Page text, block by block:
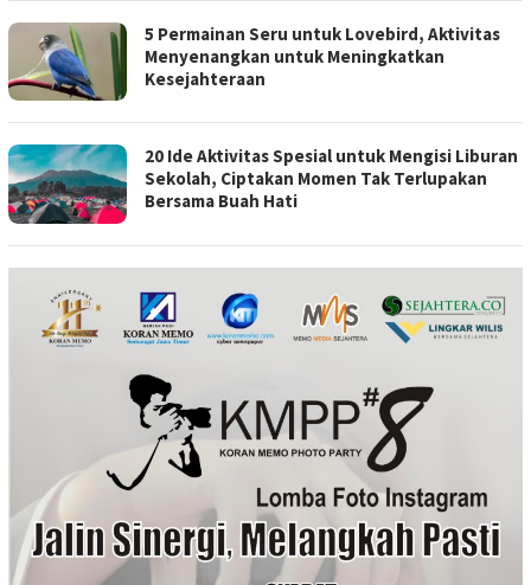
5 Permainan Seru untuk Lovebird, Aktivitas
Menyenangkan untuk Meningkatkan
Kesejahteraan
20 Ide Aktivitas Spesial untuk Mengisi Liburan
Sekolah, Ciptakan Momen Tak Terlupakan
Bersama Buah Hati